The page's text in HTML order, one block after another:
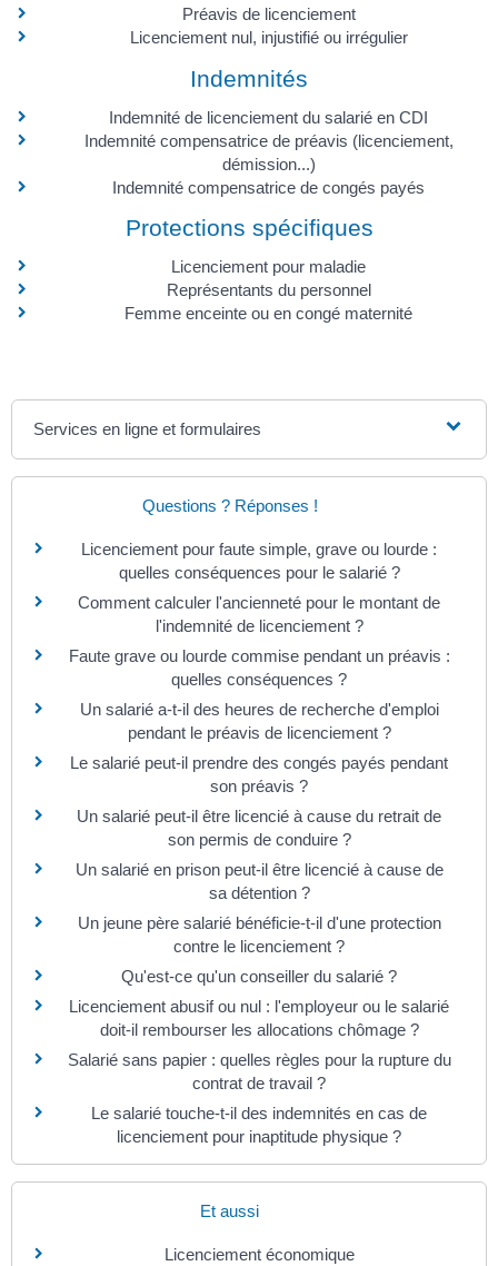
Préavis de licenciement
Licenciement nul, injustifié ou irrégulier
Indemnités
Indemnité de licenciement du salarié en CDI
Indemnité compensatrice de préavis (licenciement,
démission...)
Indemnité compensatrice de congés payés
Protections spécifiques
Licenciement pour maladie
Représentants du personnel
Femme enceinte ou en congé maternité
Services en ligne et formulaires
Questions ? Réponses !
Licenciement pour faute simple, grave ou lourde :
quelles conséquences pour le salarié ?
Comment calculer l'ancienneté pour le montant de
l'indemnité de licenciement ?
Faute grave ou lourde commise pendant un préavis :
quelles conséquences ?
Un salarié a-t-il des heures de recherche d'emploi
pendant le préavis de licenciement ?
Le salarié peut-il prendre des congés payés pendant
son préavis ?
Un salarié peut-il être licencié à cause du retrait de
son permis de conduire ?
Un salarié en prison peut-il être licencié à cause de
sa détention ?
Un jeune père salarié bénéficie-t-il d'une protection
contre le licenciement ?
Qu'est-ce qu'un conseiller du salarié ?
Licenciement abusif ou nul : l'employeur ou le salarié
doit-il rembourser les allocations chômage ?
Salarié sans papier : quelles règles pour la rupture du
contrat de travail ?
Le salarié touche-t-il des indemnités en cas de
licenciement pour inaptitude physique ?
Et aussi
Licenciement économique